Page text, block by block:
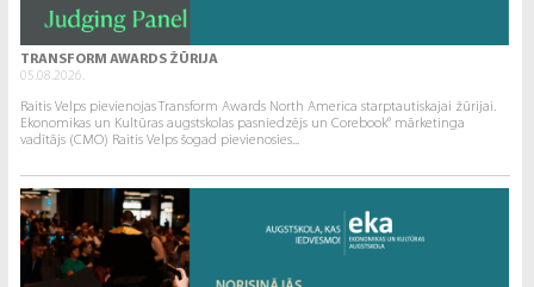
TRANSFORM AWARDS ŽŪRIJA
05.08.2026.
Raitis Velps pievienojas Transform Awards North America starptautiskajai žūrijai.
Ekonomikas un Kultūras augstskolas pasniedzējs un Corebook° mārketinga
vadītājs (CMO) Raitis Velps šogad pievienosies...